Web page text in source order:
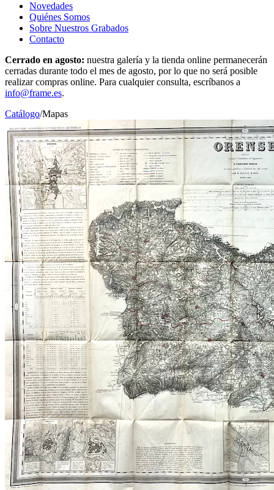
Novedades
Quiénes Somos
Sobre Nuestros Grabados
Contacto
Cerrado en agosto: nuestra galería y la tienda online permanecerán
cerradas durante todo el mes de agosto, por lo que no será posible
realizar compras online. Para cualquier consulta, escríbanos a
info@frame.es.
Catálogo/Mapas